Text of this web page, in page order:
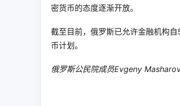
密货币的态度逐渐开放。
截至目前，俄罗斯已允许金融机构
币计划。
俄罗斯公民院成员Evgeny